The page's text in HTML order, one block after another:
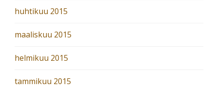
huhtikuu 2015
maaliskuu 2015
helmikuu 2015
tammikuu 2015